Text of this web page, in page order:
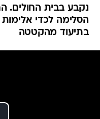
בתיעוד מהקטטה